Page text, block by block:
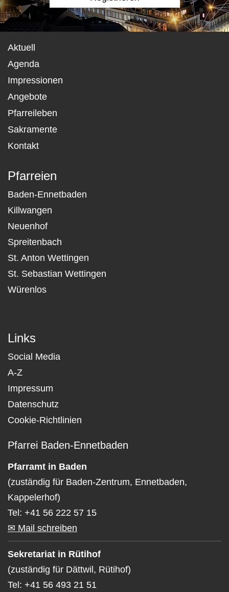
Aktuell
Agenda
Impressionen
Angebote
Pfarreileben
Sakramente
Kontakt
Pfarreien
Baden-Ennetbaden
Killwangen
Neuenhof
Spreitenbach
St. Anton Wettingen
St. Sebastian Wettingen
Würenlos
Links
Social Media
A-Z
Impressum
Datenschutz
Cookie-Richtlinien
Pfarrei Baden-Ennetbaden
Pfarramt in Baden
(zuständig für Baden-Zentrum, Ennetbaden,
Kappelerhof)
Tel: +41 56 222 57 15
✉ Mail schreiben
Sekretariat in Rütihof
(zuständig für Dättwil, Rütihof)
Tel: +41 56 493 21 51